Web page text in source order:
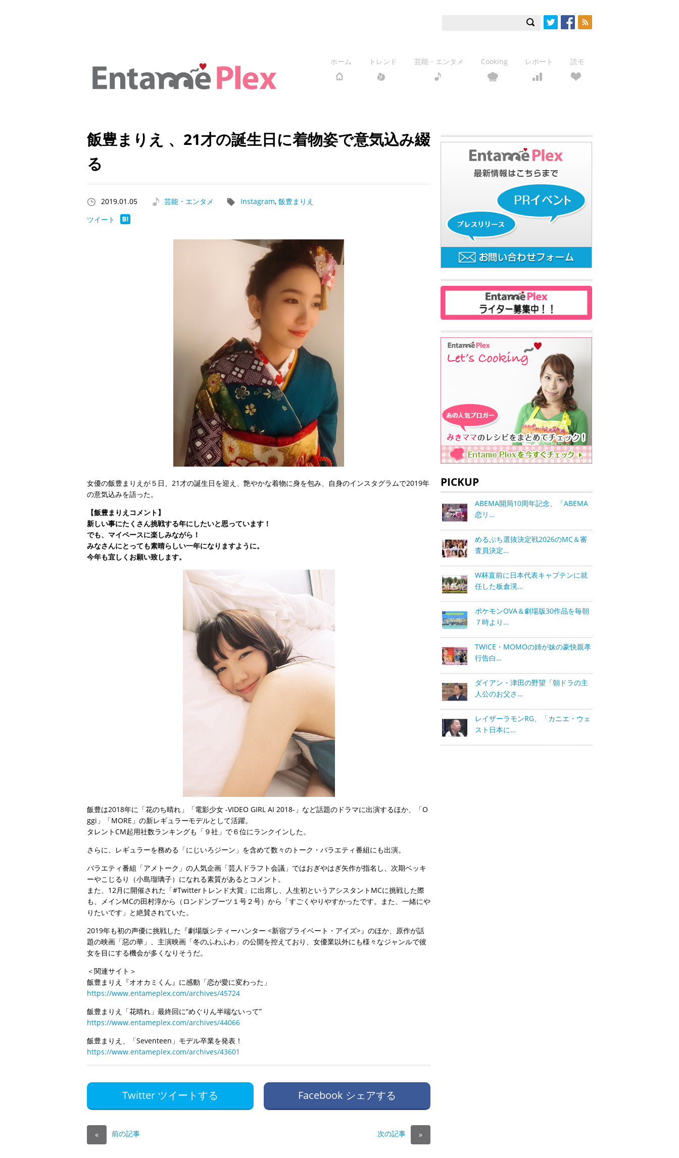
ホーム トレンド 芸能・エンタメ Cooking レポート 読モ
飯豊まりえ 、21才の誕生日に着物姿で意気込み綴
る
2019.01.05 芸能・エンタメ Instagram, 飯豊まりえ
ツイート
女優の飯豊まりえが５日、21才の誕生日を迎え、艶やかな着物に身を包み、自身のインスタグラムで2019年
の意気込みを語った。
【飯豊まりえコメント】
新しい事にたくさん挑戦する年にしたいと思っています！
でも、マイペースに楽しみながら！
みなさんにとっても素晴らしい一年になりますように。
今年も宜しくお願い致します。
飯豊は2018年に「花のち晴れ」「電影少女 -VIDEO GIRL AI 2018-」など話題のドラマに出演するほか、「O
ggi」「MORE」の新レギュラーモデルとして活躍。
タレントCM起用社数ランキングも「９社」で６位にランクインした。
さらに、レギュラーを務める「にじいろジーン」を含めて数々のトーク・バラエティ番組にも出演。
バラエティ番組「アメトーク」の人気企画「芸人ドラフト会議」ではおぎやはぎ矢作が指名し、次期ベッキ
ーやこじるり（小島瑠璃子）になれる素質があるとコメント。
また、12月に開催された「#Twitterトレンド大賞」に出席し、人生初というアシスタントMCに挑戦した際
も、メインMCの田村淳から（ロンドンブーツ１号２号）から「すごくやりやすかったです。また、一緒にや
りたいです」と絶賛されていた。
2019年も初の声優に挑戦した『劇場版シティーハンター <新宿プライベート・アイズ>』のほか、原作が話
題の映画「惡の華」、主演映画「冬のふわふわ」の公開を控えており、女優業以外にも様々なジャンルで彼
女を目にする機会が多くなりそうだ。
＜関連サイト＞
飯豊まりえ『オオカミくん』に感動「恋が愛に変わった」
https://www.entameplex.com/archives/45724
飯豊まりえ「花晴れ」最終回に“めぐりん半端ないって”
https://www.entameplex.com/archives/44066
飯豊まりえ、「Seventeen」モデル卒業を発表！
https://www.entameplex.com/archives/43601
Twitter ツイートする Facebook シェアする
« 前の記事 次の記事 »
PICKUP
ABEMA開局10周年記念、「ABEMA
恋リ…
めるぷち選抜決定戦2026のMC＆審
査員決定…
W杯直前に日本代表キャプテンに就
任した板倉滉…
ポケモンOVA＆劇場版30作品を毎朝
７時より…
TWICE・MOMOの姉が妹の豪快親孝
行告白…
ダイアン・津田の野望「朝ドラの主
人公のお父さ…
レイザーラモンRG、「カニエ・ウェ
スト日本に…